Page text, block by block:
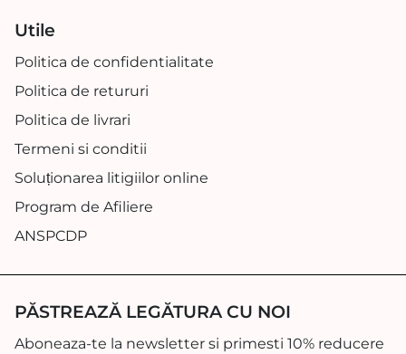
Utile
Politica de confidentialitate
Politica de retururi
Politica de livrari
Termeni si conditii
Soluționarea litigiilor online
Program de Afiliere
ANSPCDP
PĂSTREAZĂ LEGĂTURA CU NOI
Aboneaza-te la newsletter si primesti 10% reducere